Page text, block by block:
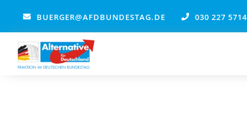
springen
BUERGER@AFDBUNDESTAG.DE 030 227